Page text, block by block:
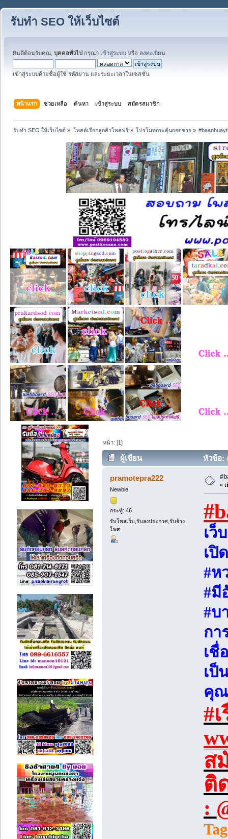
รับทำ SEO ให้เว็บไซต์
ยินดีต้อนรับคุณ, บุคคลทั่วไป กรุณา เข้าสู่ระบบ หรือ ลงทะเบียน
เข้าสู่ระบบด้วยชื่อผู้ใช้ รหัสผ่าน และระยะเวลาในเซสชั่น
หน้าแรก ช่วยเหลือ ค้นหา เข้าสู่ระบบ สมัครสมาชิก
รับทำ SEO ให้เว็บไซต์ » โพสต์เรียกลูกค้าโพสฟรี» โปรโมทกระตุ้นยอดขาย»
หน้า: [1]
ผู้เขียน หัวข้อ:
pramotepra222
Newbie
กระทู้: 46
รับโพสเว็บ,รับลงประกาศ,รับจ้าง
โพส
«
เว็
เปิ
#ห
#มี
#บ
กา
เชื่
เป็
คุ
#
ส
ติ
: